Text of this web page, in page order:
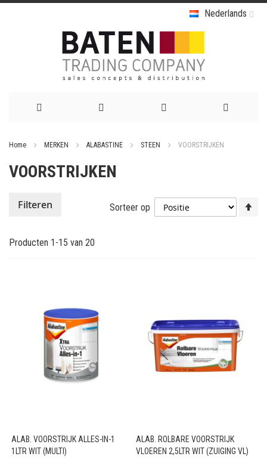
Nederlands
de
Home MERKEN ALABASTINE STEEN VOORSTRIJKEN
VOORSTRIJKEN
Producten 1 -15 van 20
Sorteer op
ALAB. VOORSTRIJK ALLES-IN-1
1LTR WIT (MULTI)
ALAB. ROLBARE VOORSTRIJK
VLOEREN 2,5LTR WIT (ZUIGING VL)
Filteren